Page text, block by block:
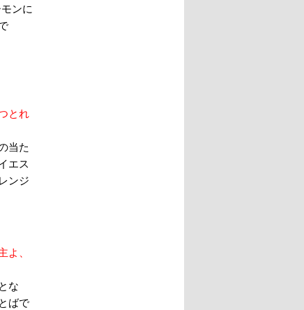
ンに
とれ
当た
エス
ンジ
、
な
ばで